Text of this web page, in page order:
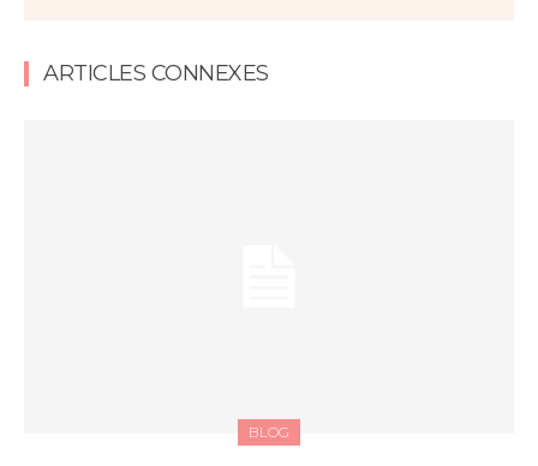
ARTICLES CONNEXES
BLOG